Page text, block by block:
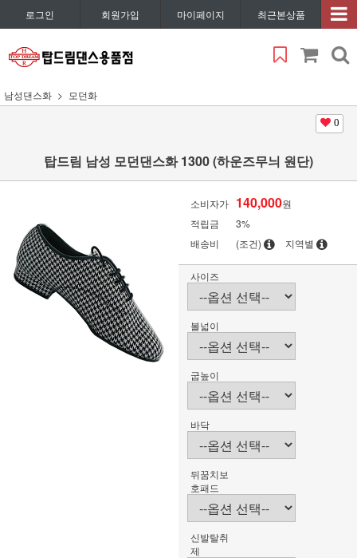
로그인 회원가입 마이페이지 최근본상품
남성댄스화 모던화
0
탑드림 남성 모던댄스화 1300 (하운즈무늬 원단)
소비자가 140,000원
적립금
3%
배송비
(조건) 지역별
사이즈
볼넓이
굽높이
바닥
뒤꿈치보
호패드
신발탈취
제